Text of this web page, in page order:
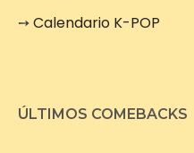
➙Calendario K-POP
ÚLTIMOS COMEBACKS